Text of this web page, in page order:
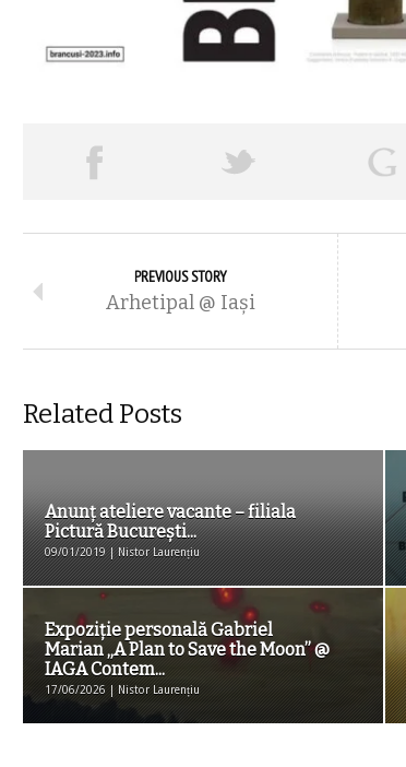
PREVIOUS STORY
Arhetipal @ Iaşi
Related Posts
Anunț ateliere vacante – filiala
Pictură București...
09/01/2019 | Nistor Laurențiu
Expoziție personală Gabriel
Marian „A Plan to Save the Moon” @
IAGA Contem...
17/06/2026 | Nistor Laurențiu